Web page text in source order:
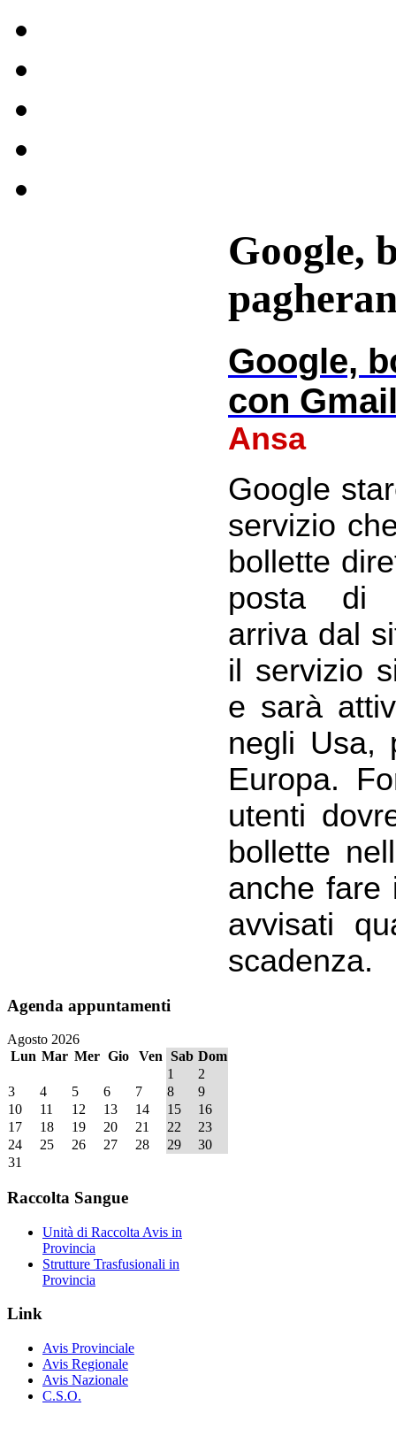
Google,
Google,
con
Ansa
Google
servizio
bollette
posta di
arriva dal
il servizio
e sarà
negli Usa,
Europa.
utenti
bollette
anche fare
avvisati
scadenza.
Agenda appuntamenti
Agosto 2026
Lun Mar Mer Gio Ven Sab Dom
1
2
3
4 5 6 7 8
9
10
11 12 13 14 15
16
17
18 19 20 21 22
23
24
25 26 27 28 29
30
31
Raccolta Sangue
Unità di Raccolta Avis in
Provincia
Strutture Trasfusionali in
Provincia
Link
Avis Provinciale
Avis Regionale
Avis Nazionale
C.S.O.